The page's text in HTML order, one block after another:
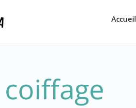
Accueil